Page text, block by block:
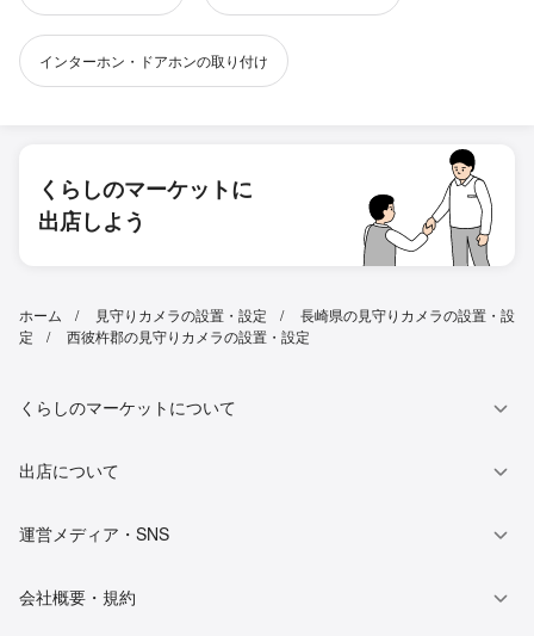
インターホン・ドアホンの取り付け
くらしのマーケットに
出店しよう
ホーム 見守りカメラの設置・設定
長崎県の見守りカメラの設置・設
定
西彼杵郡の見守りカメラの設置・設定
くらしのマーケットについて
出店について
運営メディア・SNS
会社概要・規約